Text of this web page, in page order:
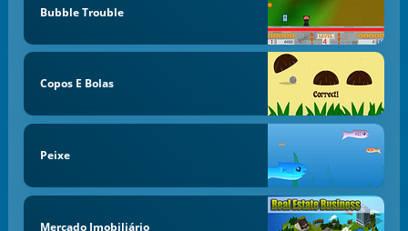
Bubble Trouble
Copos E Bolas
Peixe
Mercado Imobiliário